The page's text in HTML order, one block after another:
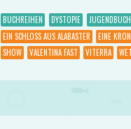
BUCHREIHEN DYSTOPIE JUGENDBUCH
EIN SCHLOSS AUS ALABASTER
EINE
SHOW
VALENTINA FAST VITERRA